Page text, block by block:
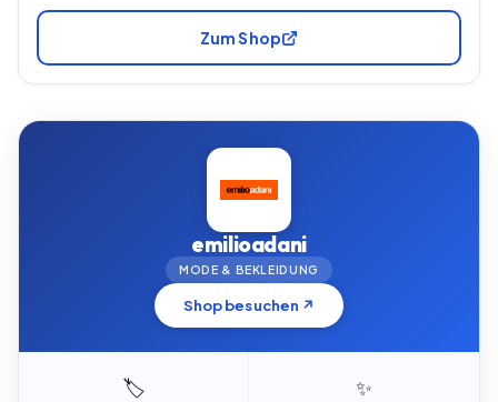
Zum Shop
emilioadani
MODE & BEKLEIDUNG
Shop besuchen ↗
🏷️ ✨